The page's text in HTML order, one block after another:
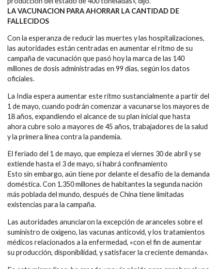
LA VACUNACION PARA AHORRAR LA CANTIDAD DE
FALLECIDOS
Con la esperanza de reducir las muertes y las hospitalizaciones,
las autoridades están centradas en aumentar el ritmo de su
campaña de vacunación que pasó hoy la marca de las 140
millones de dosis administradas en 99 días, según los datos
oficiales.
La India espera aumentar este ritmo sustancialmente a partir del
1 de mayo, cuando podrán comenzar a vacunarse los mayores de
18 años, expandiendo el alcance de su plan inicial que hasta
ahora cubre solo a mayores de 45 años, trabajadores de la salud
y la primera línea contra la pandemia.
El feriado del 1 de mayo, que empieza el viernes 30 de abril y se
extiende hasta el 3 de mayo, sí habrá confinamiento
Esto sin embargo, aún tiene por delante el desafío de la demanda
doméstica. Con 1.350 millones de habitantes la segunda nación
más poblada del mundo, después de China tiene limitadas
existencias para la campaña.
Las autoridades anunciaron la excepción de aranceles sobre el
suministro de oxígeno, las vacunas anticovid, y los tratamientos
médicos relacionados a la enfermedad, «con el fin de aumentar
su producción, disponibilidad, y satisfacer la creciente demanda».